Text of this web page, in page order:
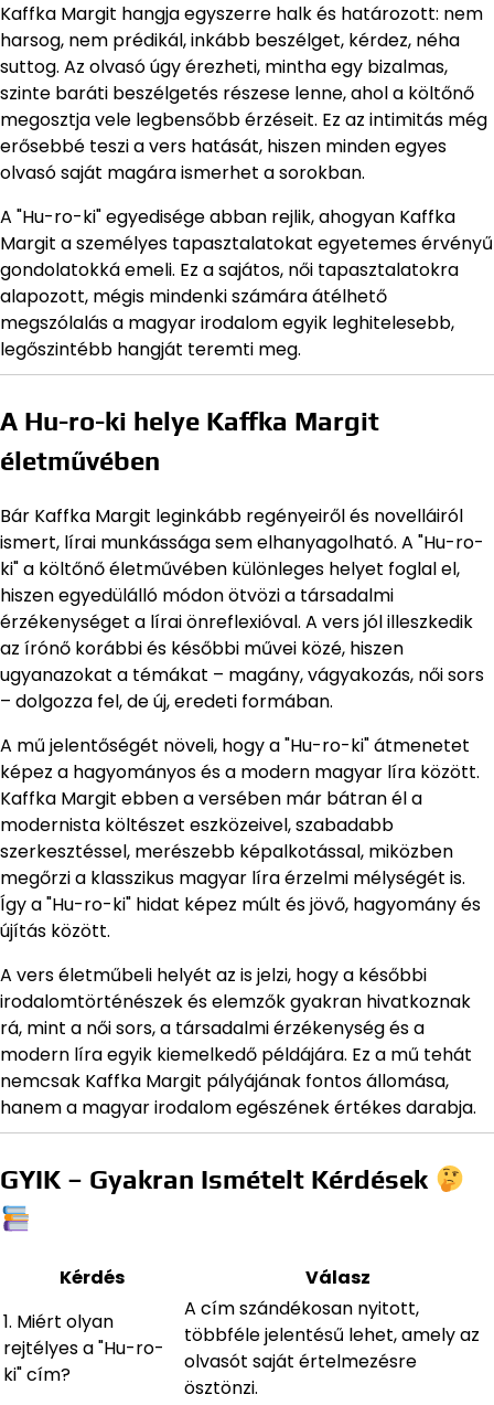
Kaffka Margit hangja egyszerre halk és határozott: nem
harsog, nem prédikál, inkább beszélget, kérdez, néha
suttog. Az olvasó úgy érezheti, mintha egy bizalmas,
szinte baráti beszélgetés részese lenne, ahol a költőnő
megosztja vele legbensőbb érzéseit. Ez az intimitás még
erősebbé teszi a vers hatását, hiszen minden egyes
olvasó saját magára ismerhet a sorokban.
A "Hu-ro-ki" egyedisége abban rejlik, ahogyan Kaffka
Margit a személyes tapasztalatokat egyetemes érvényű
gondolatokká emeli. Ez a sajátos, női tapasztalatokra
alapozott, mégis mindenki számára átélhető
megszólalás a magyar irodalom egyik leghitelesebb,
legőszintébb hangját teremti meg.
A Hu-ro-ki helye Kaffka Margit
életművében
Bár Kaffka Margit leginkább regényeiről és novelláiról
ismert, lírai munkássága sem elhanyagolható. A "Hu-ro-
ki" a költőnő életművében különleges helyet foglal el,
hiszen egyedülálló módon ötvözi a társadalmi
érzékenységet a lírai önreflexióval. A vers jól illeszkedik
az írónő korábbi és későbbi művei közé, hiszen
ugyanazokat a témákat – magány, vágyakozás, női sors
– dolgozza fel, de új, eredeti formában.
A mű jelentőségét növeli, hogy a "Hu-ro-ki" átmenetet
képez a hagyományos és a modern magyar líra között.
Kaffka Margit ebben a versében már bátran él a
modernista költészet eszközeivel, szabadabb
szerkesztéssel, merészebb képalkotással, miközben
megőrzi a klasszikus magyar líra érzelmi mélységét is.
Így a "Hu-ro-ki" hidat képez múlt és jövő, hagyomány és
újítás között.
A vers életműbeli helyét az is jelzi, hogy a későbbi
irodalomtörténészek és elemzők gyakran hivatkoznak
rá, mint a női sors, a társadalmi érzékenység és a
modern líra egyik kiemelkedő példájára. Ez a mű tehát
nemcsak Kaffka Margit pályájának fontos állomása,
hanem a magyar irodalom egészének értékes darabja.
GYIK – Gyakran Ismételt Kérdések
Kérdés
Válasz
1. Miért olyan
rejtélyes a "Hu-ro-
ki" cím?
A cím szándékosan nyitott,
többféle jelentésű lehet, amely az
olvasót saját értelmezésre
ösztönzi.